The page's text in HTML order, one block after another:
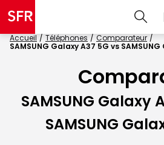
Accueil Téléphones
Comparateur
SAMSUNG Galaxy A37 5G vs
SAMSUNG Galaxy
SAMSUNG